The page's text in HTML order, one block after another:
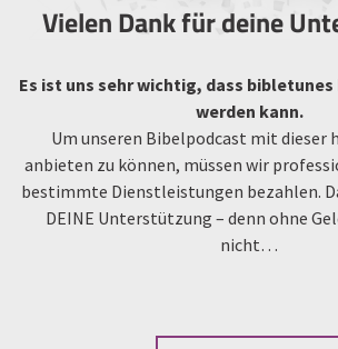
Vielen Dank für deine
Es ist uns sehr wichtig, dass
werden kann.
Um unseren Bibelpodcast mit dieser
anbieten zu können, müssen wir
bestimmte Dienstleistungen bezahlen.
DEINE Unterstützung – denn ohne
nicht…